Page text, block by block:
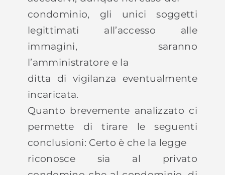
condominio, gli unici soggetti
legittimati all’accesso alle
immagini, saranno
l’amministratore e la
ditta di vigilanza eventualmente
incaricata.
Quanto brevemente analizzato ci
permette di tirare le seguenti
conclusioni: Certo è che la legge
riconosce sia al privato